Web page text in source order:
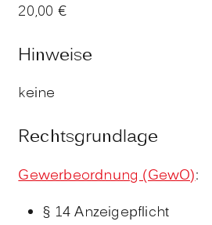
20,00 €
Hinweise
keine
Rechtsgrundlage
Gewerbeordnung (GewO):
§ 14 Anzeigepflicht